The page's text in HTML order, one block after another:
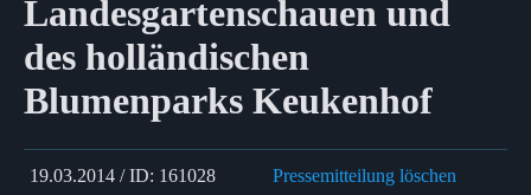
Landesgartenschauen und
des holländischen
Blumenparks Keukenhof
19.03.2014 / ID: 161028
Pressemitteilung löschen